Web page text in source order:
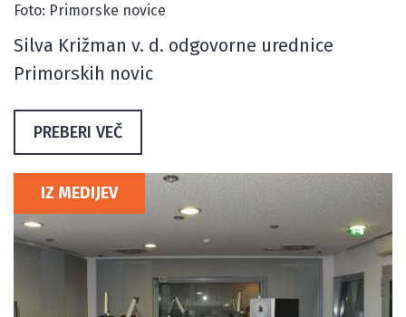
Foto: Primorske novice
Silva Križman v. d. odgovorne urednice
Primorskih novic
PREBERI VEČ
IZ MEDIJEV